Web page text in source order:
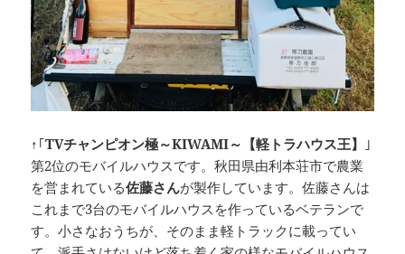
↑｢TVチャンピオン極～KIWAMI～【軽トラハウス王】
｣
第2位のモバイルハウスです。秋田県由利本荘市で農業
を営まれている佐藤さんが製作しています。佐藤さんは
これまで3台のモバイルハウスを作っているベテランで
す。小さなおうちが、そのまま軽トラックに載ってい